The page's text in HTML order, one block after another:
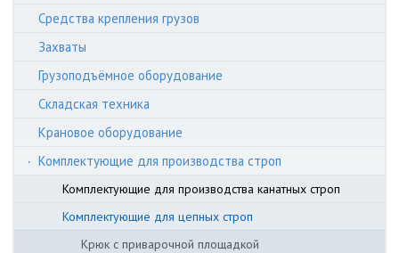
Средства крепления грузов
Захваты
Грузоподъёмное оборудование
Складская техника
Крановое оборудование
Комплектующие для производства строп
Комплектующие для производства канатных строп
Комплектующие для цепных строп
Крюк с приварочной площадкой